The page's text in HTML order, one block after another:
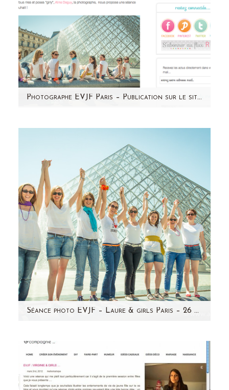
Photographe EVJF Paris – Publication sur le site de So lovely Moments
de So Lovely…
Séance photo EVJF – Laure & girls Paris – 26 mai 2012
que les séances…